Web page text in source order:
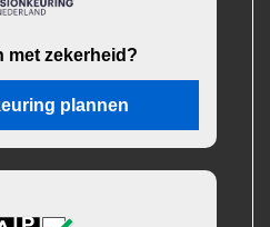
met zekerheid?
plannen